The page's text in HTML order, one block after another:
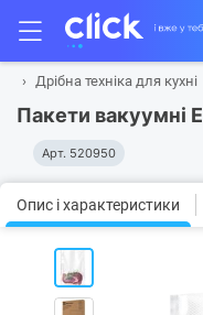
Дрібна техніка для кухні
Пакети вакуумні
Арт. 520950
Опис і характеристики